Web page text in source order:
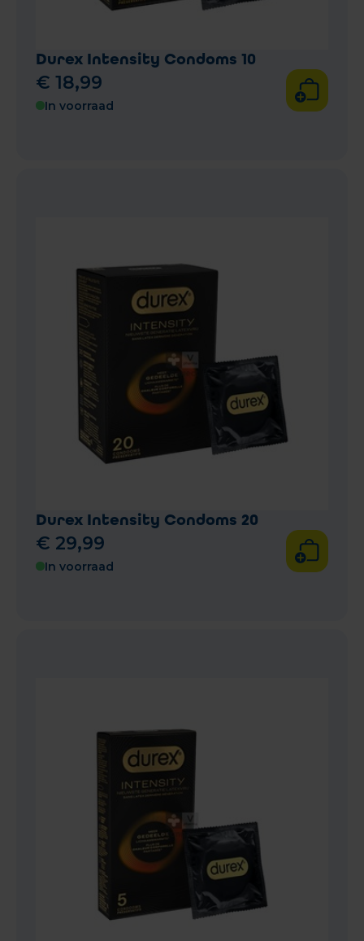
Durex Intensity Condoms 10
€ 18,99
In voorraad
Durex Intensity Condoms 20
€ 29,99
In voorraad